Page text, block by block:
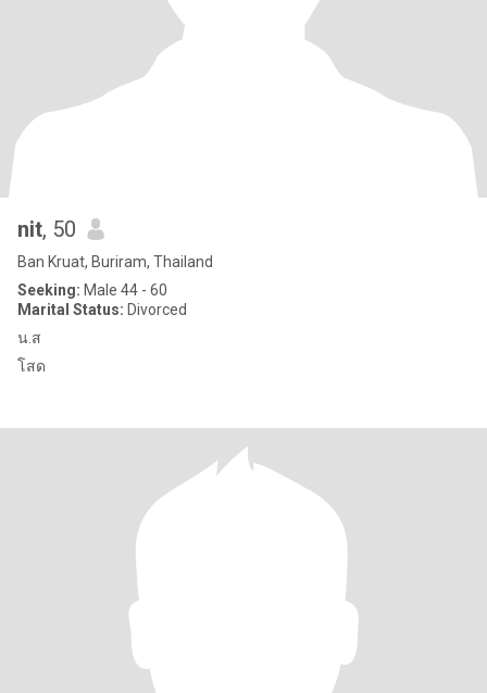
nit, 50
Ban Kruat, Buriram, Thailand
Seeking: Male 44 - 60
Marital Status: Divorced
น.ส
โสด